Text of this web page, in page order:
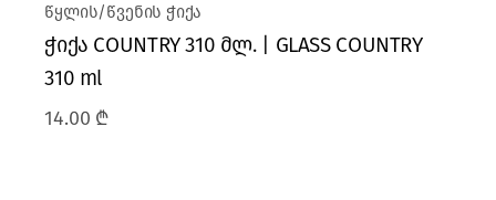
წყლის/წვენის ჭიქა
ჭიქა COUNTRY 310 მლ. | GLASS COUNTRY
310 ml
14.00 ₾